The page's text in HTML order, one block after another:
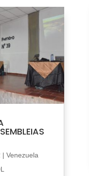
| Venezuela